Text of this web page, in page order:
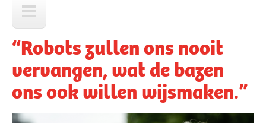
“Robots zullen ons nooit
vervangen, wat de bazen
ons ook willen wijsmaken.”